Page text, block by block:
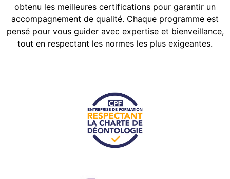
obtenu les meilleures certifications pour garantir un
accompagnement de qualité. Chaque programme est
pensé pour vous guider avec expertise et bienveillance,
tout en respectant les normes les plus exigeantes.